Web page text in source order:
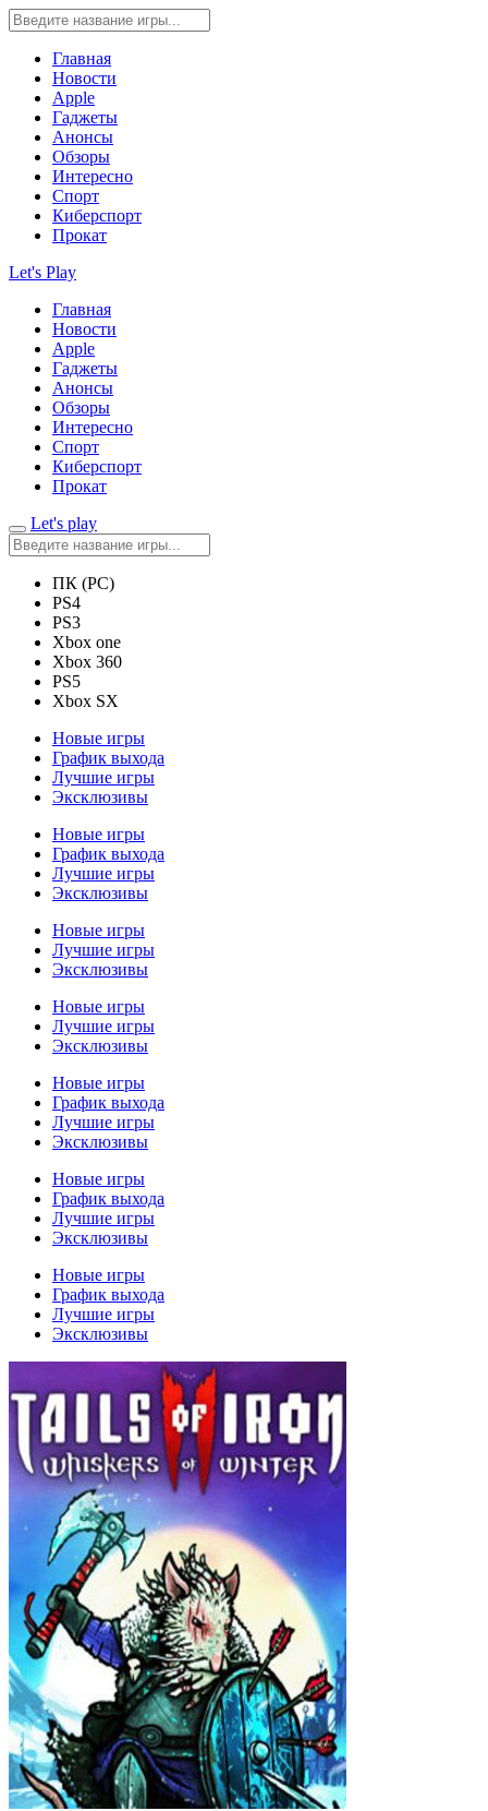
Главная
Новости
Apple
Гаджеты
Анонсы
Обзоры
Интересно
Спорт
Киберспорт
Прокат
Let's Play
Главная
Новости
Apple
Гаджеты
Анонсы
Обзоры
Интересно
Спорт
Киберспорт
Прокат
Let's play
ПК (PC)
PS4
PS3
Xbox one
Xbox 360
PS5
Xbox SX
Новые игры
График выхода
Лучшие игры
Эксклюзивы
Новые игры
График выхода
Лучшие игры
Эксклюзивы
Новые игры
Лучшие игры
Эксклюзивы
Новые игры
Лучшие игры
Эксклюзивы
Новые игры
График выхода
Лучшие игры
Эксклюзивы
Новые игры
График выхода
Лучшие игры
Эксклюзивы
Новые игры
График выхода
Лучшие игры
Эксклюзивы